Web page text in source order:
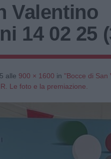
Valentino
14 02 25
alle 900 × 1600 in "Bocce di San
Le foto e la premiazione.